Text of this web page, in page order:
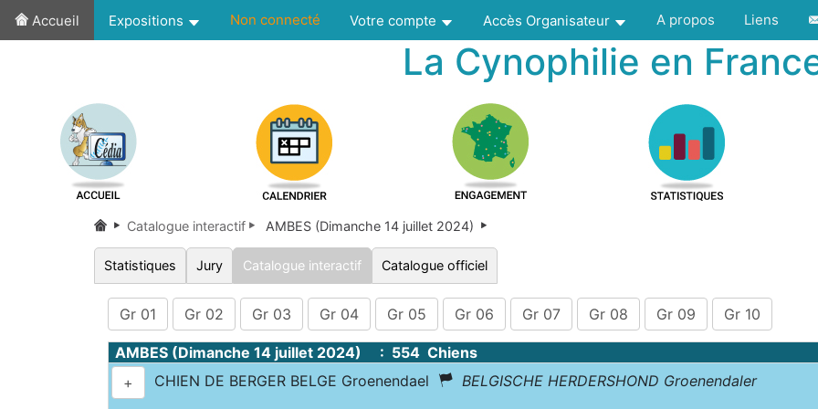
Accueil Expositions Non connecté Votre compte Accès Organisateur A propos Liens
La Cynophilie en
Catalogue interactif AMBES (Dimanche 14 juillet 2024)
Statistiques Jury Catalogue interactif Catalogue officiel
Gr 01 Gr 02 Gr 03 Gr 04 Gr 05 Gr 06 Gr 07 Gr 08 Gr 09 Gr 10
AMBES (Dimanche 14 juillet 2024) : 554 Chiens
+
CHIEN DE BERGER BELGE Groenendael BELGISCHE HERDERSHOND Groenendaler